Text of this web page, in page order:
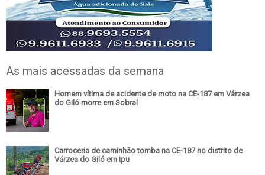
As mais acessadas da semana
Homem vítima de acidente de moto na CE-187 em Várzea
do Giló morre em Sobral
Carroceria de caminhão tomba na CE-187 no distrito de
Várzea do Giló em Ipu